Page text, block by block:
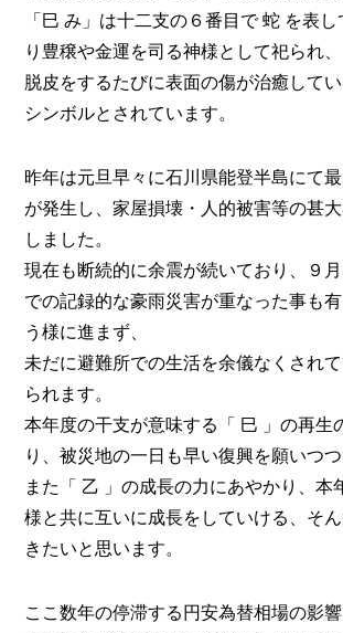
「巳 み」は十二支の６番目で 蛇 を表
り豊穣や金運を司る神様として祀られ、
脱皮をするたびに表面の傷が治癒して
シンボルとされています。
昨年は元旦早々に石川県能登半島にて
が発生し、家屋損壊・人的被害等の甚
しました。
現在も断続的に余震が続いており、９
での記録的な豪雨災害が重なった事も
う様に進まず、
未だに避難所での生活を余儀なくされ
られます。
本年度の干支が意味する「 巳 」の再生
り、被災地の一日も早い復興を願いつつ
また「 乙 」の成長の力にあやかり、本
様と共に互いに成長をしていける、そ
きたいと思います。
ここ数年の停滞する円安為替相場の影